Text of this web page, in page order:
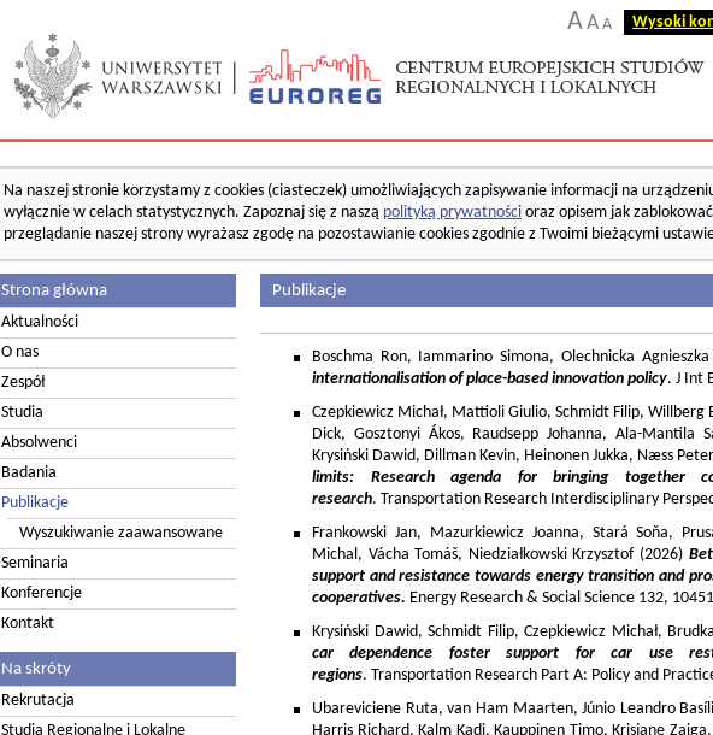
AA A Wysoki
Na naszej stronie korzystamy z cookies (ciasteczek) umożliwiających zapisywanie informacji na
wyłącznie w celach statystycznych. Zapoznaj się z naszą polityką prywatności oraz opisem jak zablokować
przeglądanie naszej strony wyrażasz zgodę na pozostawianie cookies zgodnie z Twoimi bieżącymi
Strona główna
Aktualności
O nas
Zespół
Studia
Absolwenci
Badania
Publikacje
Wyszukiwanie zaawansowane
Seminaria
Konferencje
Kontakt
Na skróty
Rekrutacja
Studia Regionalne i Lokalne
Publikacje
Boschma Ron, Iammarino Simona, Olechnicka
internationalisation of place-based innovation policy. J Int
Czepkiewicz Michał, Mattioli Giulio, Schmidt Filip, Willberg
Dick, Gosztonyi Ákos, Raudsepp Johanna, Ala-Mantila
Krysiński Dawid, Dillman Kevin, Heinonen Jukka, Næss
limits: Research agenda for bringing together
research. Transportation Research Interdisciplinary
Frankowski Jan, Mazurkiewicz Joanna, Stará Soňa,
Michal, Vácha Tomáš, Niedziałkowski Krzysztof (2026)
support and resistance towards energy transition and
cooperatives. Energy Research & Social Science 132,
Krysiński Dawid, Schmidt Filip, Czepkiewicz Michał,
car dependence foster support for car use
regions. Transportation Research Part A: Policy and
Ubareviciene Ruta, van Ham Maarten, Júnio Leandro
Harris Richard, Kalm Kadi, Kauppinen Timo, Krisjane